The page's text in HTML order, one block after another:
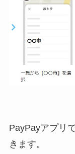
PayPayアプリ
きます。